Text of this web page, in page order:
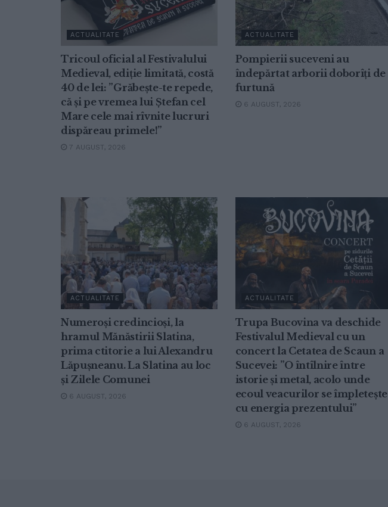
ACTUALITATE
Tricoul oficial al Festivalului
Medieval, ediție limitată, costă
40 de lei: ”Grăbește-te repede,
că și pe vremea lui Ștefan cel
Mare cele mai rîvnite lucruri
dispăreau primele!”
7 AUGUST, 2026
ACTUALITATE
Pompierii suceveni au
îndepărtat arborii doborîți de
furtună
6 AUGUST, 2026
ACTUALITATE
Numeroși credincioși, la
hramul Mănăstirii Slatina,
prima ctitorie a lui Alexandru
Lăpușneanu. La Slatina au loc
și Zilele Comunei
6 AUGUST, 2026
ACTUALITATE
Trupa Bucovina va deschide
Festivalul Medieval cu un
concert la Cetatea de Scaun a
Sucevei: ”O întîlnire între
istorie și metal, acolo unde
ecoul veacurilor se împletește
cu energia prezentului”
6 AUGUST, 2026